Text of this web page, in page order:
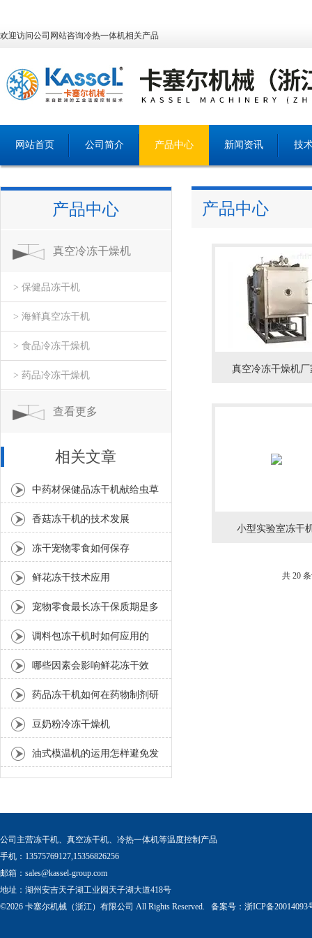
欢迎访问公司网站咨询冷热一体机相关产品
网站首页 公司简介 产品中心 新闻资讯 技
产品中心
真空冷冻干燥机
> 保健品冻干机
> 海鲜真空冻干机
> 食品冷冻干燥机
> 药品冷冻干燥机
查看更多
相关文章
中药材保健品冻干机献给虫草
商家的一份高新干燥技术
香菇冻干机的技术发展
冻干宠物零食如何保存
鲜花冻干技术应用
宠物零食最长冻干保质期是多
久
调料包冻干机时如何应用的
哪些因素会影响鲜花冻干效
果？
药品冻干机如何在药物制剂研
发中应用？
豆奶粉冷冻干燥机
油式模温机的运用怎样避免发
生生碳现象
产品中心
真空冷冻干燥机厂
小型实验室冻干
共 20
公司主营冻干机、真空冻干机、冷热一体机等温度控制产品
手机：13575769127,15356826256
邮箱： sales@kassel-group.com
地址：湖州安吉天子湖工业园天子湖大道418号
©2026 卡塞尔机械（浙江）有限公司 All Rights Reserved. 备案号： 浙ICP备20014093